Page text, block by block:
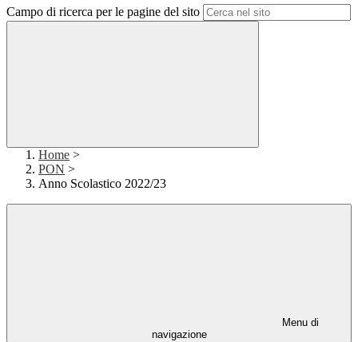
Campo di ricerca per le pagine del sito
Home >
PON >
Anno Scolastico 2022/23
Menu di
navigazione